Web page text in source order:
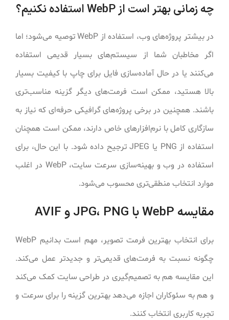
چه زمانی بهتر است از WebP استفاده نکنیم؟
در بیشتر پروژه‌های وب، استفاده از WebP توصیه می‌شود؛ اما
اگر مخاطبان شما از سیستم‌های بسیار قدیمی استفاده
می‌کنند یا در حال آماده‌سازی فایل برای چاپ با کیفیت بسیار
بالا هستید، ممکن است فرمت‌های دیگر گزینه مناسب‌تری
باشند. همچنین در برخی پروژه‌های گرافیکی حرفه‌ای که نیاز به
سازگاری کامل با نرم‌افزارهای خاص دارند، ممکن است همچنان
استفاده از PNG یا JPEG ترجیح داده شود. با این حال، برای
استفاده در وب و بهینه‌سازی سرعت سایت، WebP در اغلب
موارد انتخاب منطقی‌تری محسوب می‌شود.
مقایسه WebP با JPG، PNG و AVIF
برای انتخاب بهترین فرمت تصویر، مهم است بدانیم WebP
چگونه نسبت به فرمت‌های قدیمی‌تر و جدیدتر عمل می‌کند.
این مقایسه هم به تصمیم‌گیری در طراحی سایت کمک می‌کند
و هم به سئوکاران اجازه می‌دهد بهترین گزینه را برای سرعت و
تجربه کاربری انتخاب کنند.